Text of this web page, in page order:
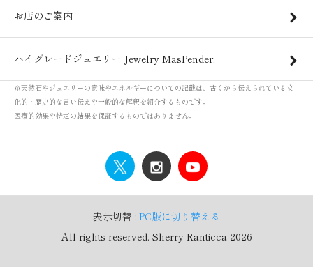
お店のご案内
ハイグレードジュエリー Jewelry MasPender.
※天然石やジュエリーの意味やエネルギーについての記載は、古くから伝えられている文
化的・歴史的な言い伝えや一般的な解釈を紹介するものです。
医療的効果や特定の結果を保証するものではありません。
表示切替 : PC版に切り替える
All rights reserved. Sherry Ranticca 2026